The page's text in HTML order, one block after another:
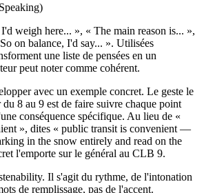
weigh here... », « The main reason is... »,
on balance, I'd say... ». Utilisées
une liste de pensées en un
peut noter comme cohérent.
avec un exemple concret. Le geste le
du 8 au 9 est de faire suivre chaque point
conséquence spécifique. Au lieu de «
», dites « public transit is convenient —
in the snow entirely and read on the
l'emporte sur le général au CLB 9.
Il s'agit du rythme, de l'intonation
de remplissage, pas de l'accent.